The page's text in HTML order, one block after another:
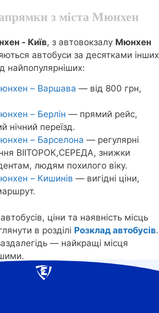
з міста Мюнхен
- Київ, з автовокзалу Мюнхен
автобуси за десятками інших
найпопулярніших:
– Варшава — від 800 грн,
– Берлін — прямий рейс,
нічний переїзд.
– Барселона — регулярні
ВІІТОРОК,СЕРЕДА, знижки
людям похилого віку.
– Кишинів — вигідні ціни,
ціни та наявність місць
в розділі Розклад автобусів.
— найкращі місця